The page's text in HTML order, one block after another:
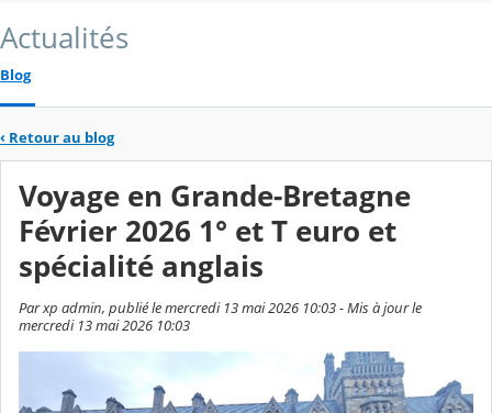
Actualités
Blog
‹ Retour au blog
Voyage en Grande-Bretagne
Février 2026 1° et T euro et
spécialité anglais
Par xp admin, publié le mercredi 13 mai 2026 10:03 - Mis à jour le
mercredi 13 mai 2026 10:03